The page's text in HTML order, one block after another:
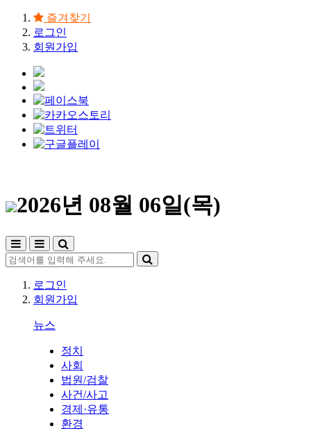
즐겨찾기
로그인
회원가입
2026년 08월 06일(목)
로그인
회원가입
뉴스
정치
사회
법원/검찰
사건/사고
경제·유통
환경